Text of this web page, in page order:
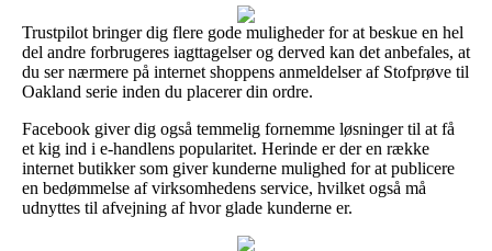
Trustpilot bringer dig flere gode muligheder for at beskue en hel
del andre forbrugeres iagttagelser og derved kan det anbefales, at
du ser nærmere på internet shoppens anmeldelser af Stofprøve til
Oakland serie inden du placerer din ordre.
Facebook giver dig også temmelig fornemme løsninger til at få
et kig ind i e-handlens popularitet. Herinde er der en række
internet butikker som giver kunderne mulighed for at publicere
en bedømmelse af virksomhedens service, hvilket også må
udnyttes til afvejning af hvor glade kunderne er.